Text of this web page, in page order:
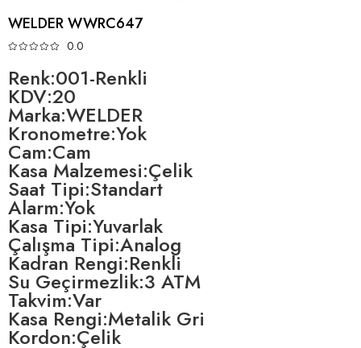
WELDER WWRC647
0.0
Renk:001-Renkli
KDV:20
Marka:WELDER
Kronometre:Yok
Cam:Cam
Kasa Malzemesi:Çelik
Saat Tipi:Standart
Alarm:Yok
Kasa Tipi:Yuvarlak
Çalışma Tipi:Analog
Kadran Rengi:Renkli
Su Geçirmezlik:3 ATM
Takvim:Var
Kasa Rengi:Metalik Gri
Kordon:Çelik